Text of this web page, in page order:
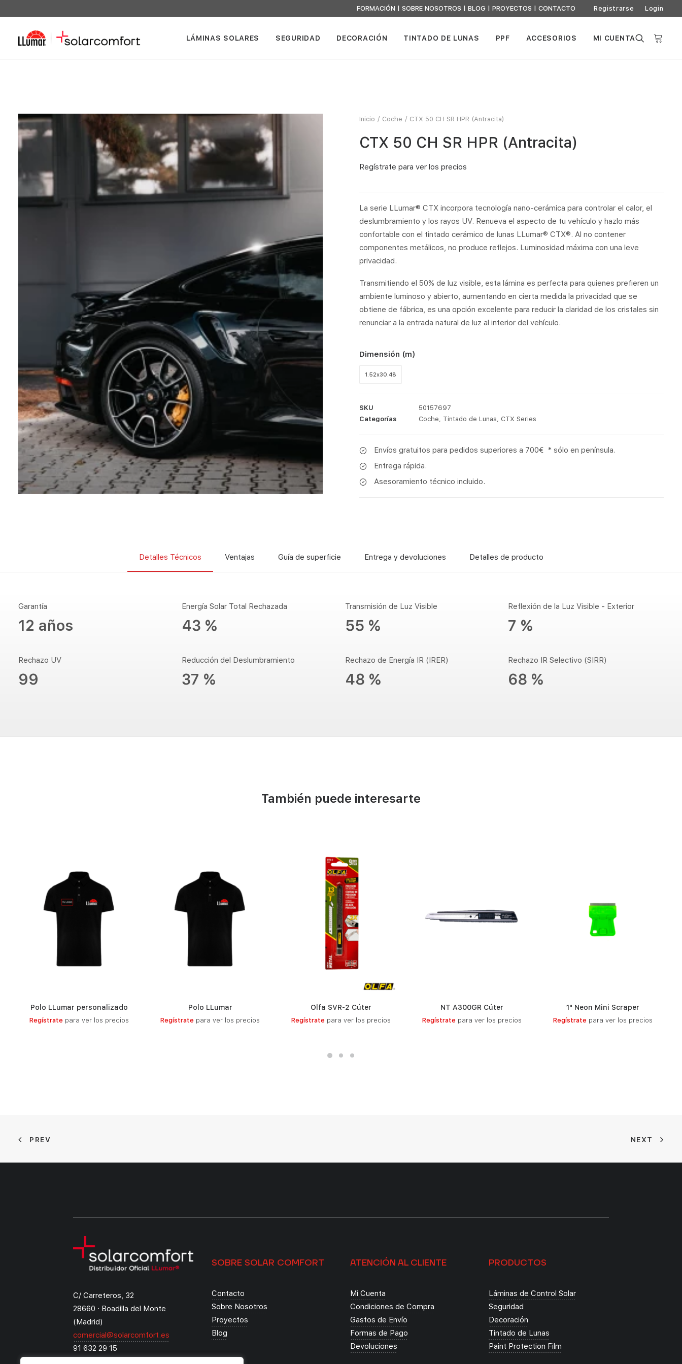
FORMACIÓN SOBRE NOSOTROS BLOG PROYECTOS CONTACTO Registrarse Login
LÁMINAS SOLARES SEGURIDAD DECORACIÓN TINTADO DE LUNAS PPF ACCESORIOS MI CUENTA
Inicio Coche CTX 50 CH SR HPR (Antracita)
CTX 50 CH SR HPR (Antracita)
Regístrate para ver los precios
La serie LLumar® CTX incorpora tecnología nano-cerámica para controlar el calor, el
deslumbramiento y los rayos UV. Renueva el aspecto de tu vehículo y hazlo más
confortable con el tintado cerámico de lunas LLumar® CTX®. Al no contener
componentes metálicos, no produce reflejos. Luminosidad máxima con una leve
privacidad.
Transmitiendo el 50% de luz visible, esta lámina es perfecta para quienes prefieren un
ambiente luminoso y abierto, aumentando en cierta medida la privacidad que se
obtiene de fábrica, es una opción excelente para reducir la claridad de los cristales sin
renunciar a la entrada natural de luz al interior del vehículo.
Dimensión (m)
1.52x30.48
SKU
50157697
Categorías
Coche, Tintado de Lunas, CTX Series
Envíos gratuitos para pedidos superiores a 700€ * sólo en península.
Entrega rápida.
Asesoramiento técnico incluido.
Detalles Técnicos Ventajas Guía de superficie Entrega y devoluciones Detalles de producto
Garantía
12 años
Energía Solar Total Rechazada
43 %
Transmisión de Luz Visible
55 %
Reflexión de la Luz Visible - Exterior
7 %
Rechazo UV
99
Reducción del Deslumbramiento
37 %
Rechazo de Energía IR (IRER)
48 %
Rechazo IR Selectivo (SIRR)
68 %
También puede interesarte
Polo LLumar personalizado
Regístrate para ver los precios
Polo LLumar
Regístrate para ver los precios
Olfa SVR-2 Cúter
Regístrate para ver los precios
NT A300GR Cúter
Regístrate para ver los precios
1" Neon Mini Scraper
Regístrate para ver los precios
PREV NEXT
C/ Carreteros, 32
28660 · Boadilla del Monte
(Madrid)
comercial@solarcomfort.es
91 632 29 15
SOBRE SOLAR COMFORT
Contacto
Sobre Nosotros
Proyectos
Blog
ATENCIÓN AL CLIENTE
Mi Cuenta
Condiciones de Compra
Gastos de Envío
Formas de Pago
Devoluciones
PRODUCTOS
Láminas de Control Solar
Seguridad
Decoración
Tintado de Lunas
Paint Protection Film